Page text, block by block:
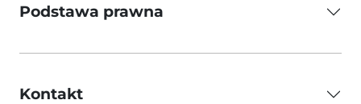
Podstawa prawna
Kontakt